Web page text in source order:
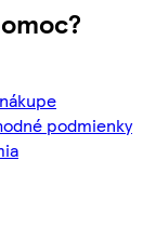
podmienky